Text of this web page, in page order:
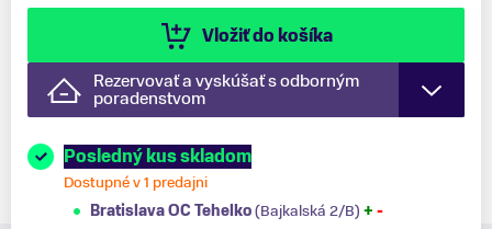
Vložiť do košíka
Rezervovať a vyskúšať s odborným
poradenstvom
Posledný kus skladom
Dostupné v 1 predajni
Bratislava OC Tehelko(Bajkalská 2/B) + -